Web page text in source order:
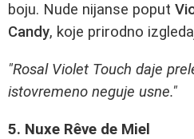
boju. Nude nijanse poput
Candy, koje prirodno
"Rosal Violet Touch daje
istovremeno neguje usne."
5. Nuxe Rêve de Miel